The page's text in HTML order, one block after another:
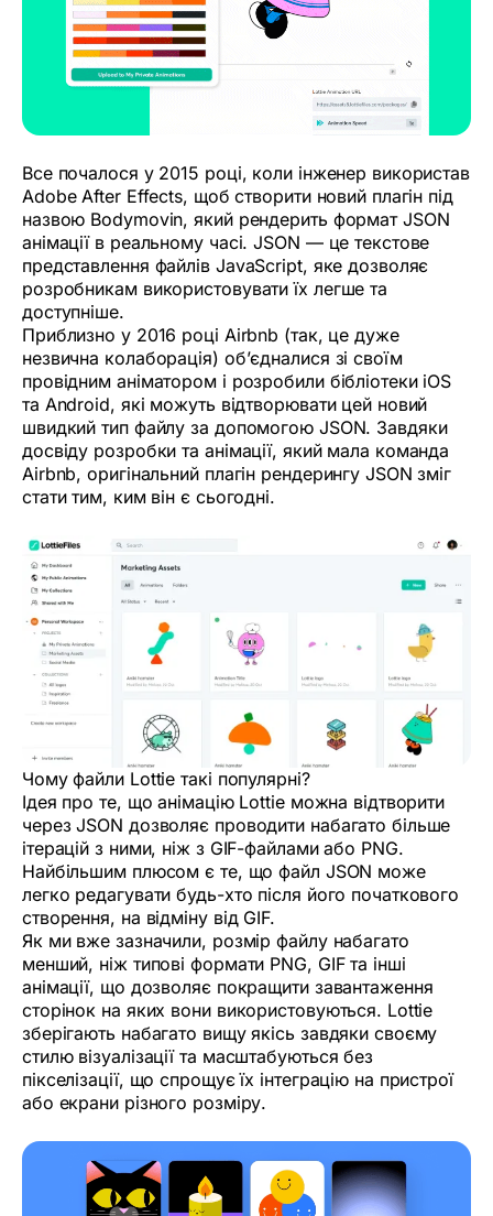
Все почалося у 2015 році, коли інженер використав
Adobe After Effects, щоб створити новий плагін під
назвою Bodymovin, який рендерить формат JSON
анімації в реальному часі. JSON — це текстове
представлення файлів JavaScript, яке дозволяє
розробникам використовувати їх легше та
доступніше.
Приблизно у 2016 році Airbnb (так, це дуже
незвична колаборація) об’єдналися зі своїм
провідним аніматором і розробили бібліотеки iOS
та Android, які можуть відтворювати цей новий
швидкий тип файлу за допомогою JSON. Завдяки
досвіду розробки та анімації, який мала команда
Airbnb, оригінальний плагін рендерингу JSON зміг
стати тим, ким він є сьогодні.
Чому файли Lottie такі популярні?
Ідея про те, що анімацію Lottie можна відтворити
через JSON дозволяє проводити набагато більше
ітерацій з ними, ніж з GIF-файлами або PNG.
Найбільшим плюсом є те, що файл JSON може
легко редагувати будь-хто після його початкового
створення, на відміну від GIF.
Як ми вже зазначили, розмір файлу набагато
менший, ніж типові формати PNG, GIF та інші
анімації, що дозволяє покращити завантаження
сторінок на яких вони використовуються. Lottie
зберігають набагато вищу якісь завдяки своєму
стилю візуалізації та масштабуються без
пікселізації, що спрощує їх інтеграцію на пристрої
або екрани різного розміру.